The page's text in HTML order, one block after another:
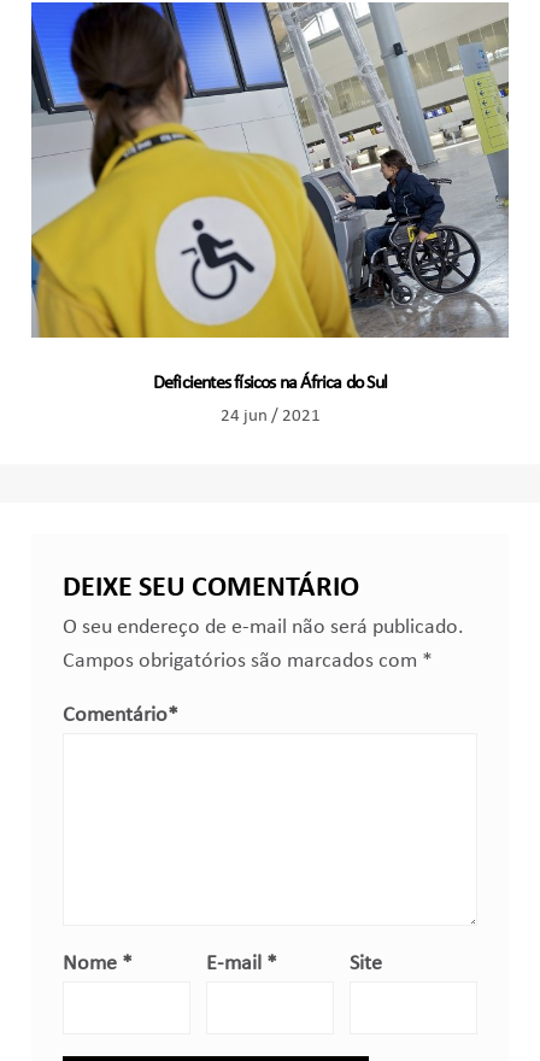
Deficientes físicos na África do Sul
24 jun / 2021
DEIXE SEU COMENTÁRIO
O seu endereço de e-mail não será publicado.
Campos obrigatórios são marcados com *
Comentário*
Nome * E-mail * Site